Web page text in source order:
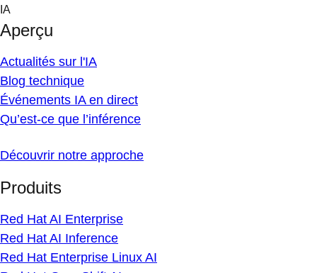
Skip
content
IA
Aperçu
Actualités sur l'IA
Blog technique
Événements IA en direct
Qu’est-ce que l’inférence
Découvrir notre approche
Produits
Red Hat AI Enterprise
Red Hat AI Inference
Red Hat Enterprise Linux AI